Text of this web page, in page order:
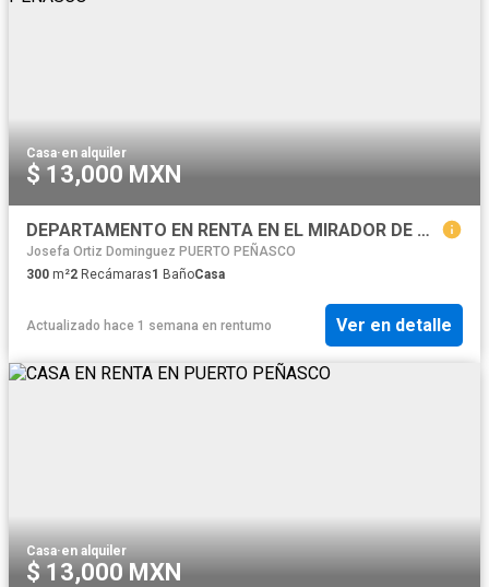
Casa·en alquiler
$ 13,000 MXN
DEPARTAMENTO EN RENTA EN EL MIRADOR DE PUERTO PEÑASCO
Josefa Ortiz Dominguez PUERTO PEÑASCO
300 m²2 Recámaras1 BañoCasa
Actualizado hace 1 semana en rentumo Ver en detalle
Casa·en alquiler
$ 13,000 MXN